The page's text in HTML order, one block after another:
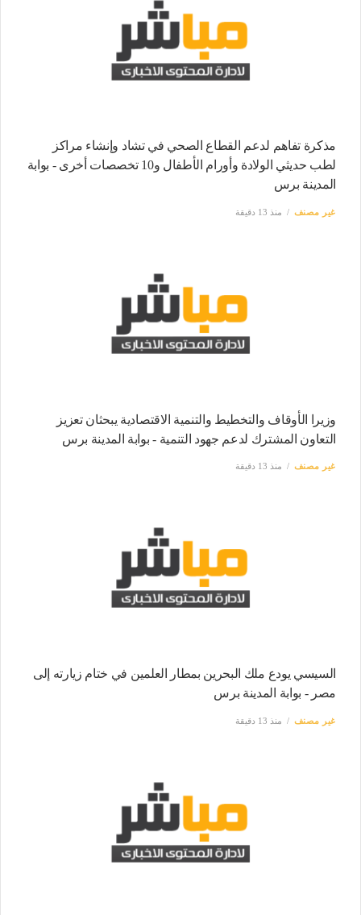
مذكرة تفاهم لدعم القطاع الصحي في تشاد وإنشاء مراكز
لطب حديثي الولادة وأورام الأطفال و10 تخصصات أخرى - بوابة
المدينة برس
غير مصنف منذ 13 دقيقة
وزيرا الأوقاف والتخطيط والتنمية الاقتصادية يبحثان تعزيز
التعاون المشترك لدعم جهود التنمية - بوابة المدينة برس
غير مصنف منذ 13 دقيقة
السيسي يودع ملك البحرين بمطار العلمين في ختام زيارته إلى
مصر - بوابة المدينة برس
غير مصنف منذ 13 دقيقة